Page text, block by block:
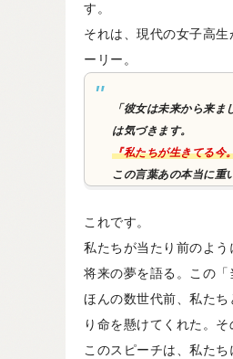
す。
それは、現代の女子高
ーリー。
「彼女は未来から来
は気づきます。
『私たちが生きてる今
この言葉あの本当に重
これです。
私たちが当たり前のよ
将来の夢を語る。この「
ほんの数世代前、私た
り命を懸けてくれた。
このスピーチは、私たち